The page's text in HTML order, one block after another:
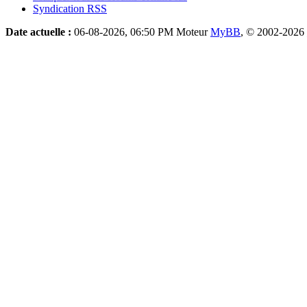
Syndication RSS
Date actuelle : 06-08-2026, 06:50 PM MoteurMyBB, © 2002-2026